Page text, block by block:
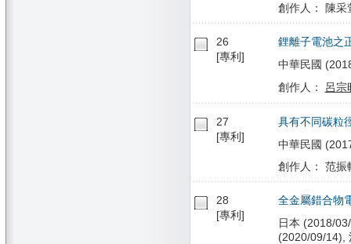
創作人： 陳采
26
[專利]
鋰離子電池之
中華民國
創作人： 呂宗
27
[專利]
具有不同碳粒
中華民國
創作人： 范振
28
[專利]
全金屬錯合物
日本 (2018/
(2020/09/14),